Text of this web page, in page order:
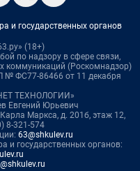
и государственных органов
(18+)
по надзору в сфере связи,
коммуникаций (Роскомнадзор)
№ ФС77-86466 от 11 декабря
ТЕХНОЛОГИИ»
Евгений Юрьевич
Маркса, д. 201б, этаж 12,
8-321-574
63@shkulev.ru
и государственных органов: